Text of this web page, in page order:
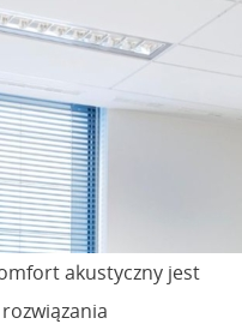
akustyczny jest